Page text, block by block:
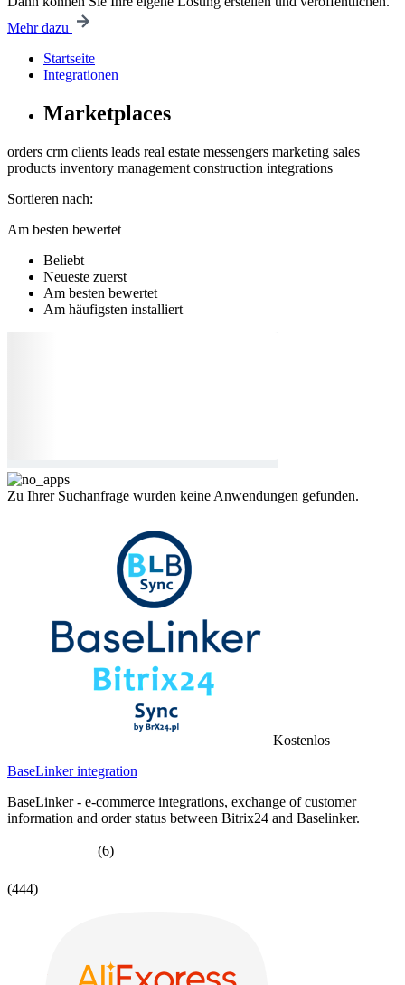
Mehr dazu
Startseite
Integrationen
Marketplaces
orders crm clients leads real estate messengers marketing sales
products inventory management construction integrations
Sortieren nach:
Am besten bewertet
Beliebt
Neueste zuerst
Am besten bewertet
Am häufigsten installiert
Zu Ihrer Suchanfrage wurden keine Anwendungen gefunden.
Kostenlos
BaseLinker integration
BaseLinker - e-commerce integrations, exchange of customer
information and order status between Bitrix24 and Baselinker.
(6)
(444)